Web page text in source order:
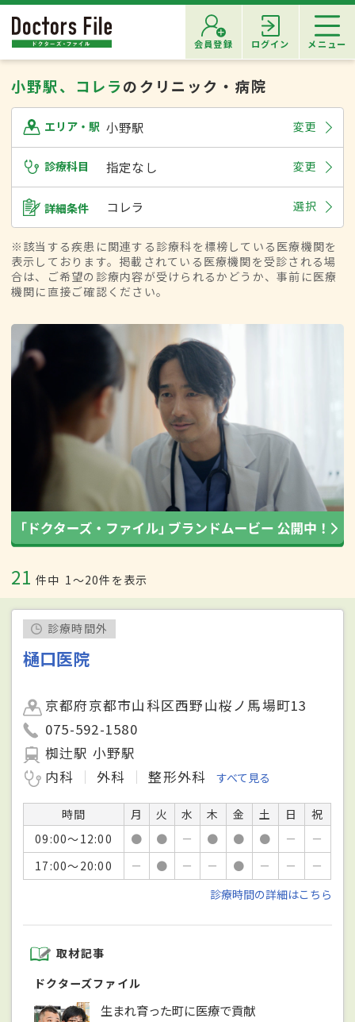
会員登録 ログイン メニュー
小野駅、コレラのクリニック・病院
エリア・駅 小野駅 変更
診療科目 指定なし 変更
詳細条件 コレラ 選択
※該当する疾患に関連する診療科を標榜している医療機関を
表示しております。掲載されている医療機関を受診される場
合は、ご希望の診療内容が受けられるかどうか、事前に医療
機関に直接ご確認ください。
21 件中 1〜20件を表示
診療時間外
樋口医院
京都府京都市山科区西野山桜ノ馬場町13
075-592-1580
椥辻駅 小野駅
内科
外科 整形外科 すべて見る
時間 月 火 水 木 金 土 日
祝
09:00～12:00
● ● － ● ● ● －
－
17:00～20:00
－ ● － － ● － －
－
診療時間の詳細はこちら
取材記事
ドクターズファイル
生まれ育った町に医療で貢献